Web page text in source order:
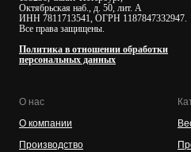
Октябрьская наб., д. 50, лит. А
ИНН 7811713541, ОГРН 1187847332947.
Все права защищены.
Политика в отношении обработки
персональных данных
О нас
О компании
Производство